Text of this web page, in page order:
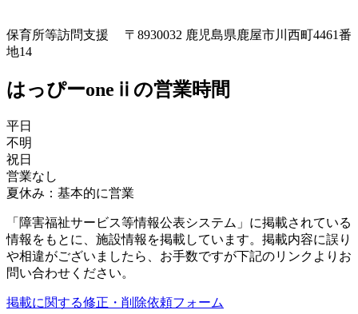
保育所等訪問支援 〒8930032 鹿児島県鹿屋市川西町4461番
地14
はっぴーoneⅱの営業時間
平日
不明
祝日
営業なし
夏休み：基本的に営業
「障害福祉サービス等情報公表システム」に掲載されている
情報をもとに、施設情報を掲載しています。掲載内容に誤り
や相違がございましたら、お手数ですが下記のリンクよりお
問い合わせください。
掲載に関する修正・削除依頼フォーム